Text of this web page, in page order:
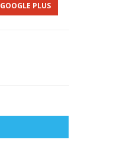
GOOGLE PLUS